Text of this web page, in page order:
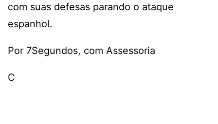
com suas defesas parando o ataque
espanhol.
Por 7Segundos, com Assessoria
C